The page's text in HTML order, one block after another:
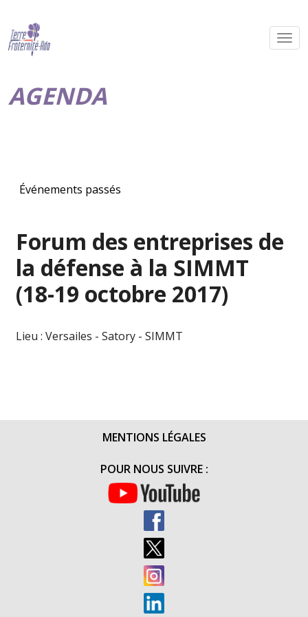
AGENDA
Événements passés
Forum des entreprises de
la défense à la SIMMT
(18-19 octobre 2017)
Lieu : Versailes - Satory - SIMMT
MENTIONS LÉGALES
POUR NOUS SUIVRE :